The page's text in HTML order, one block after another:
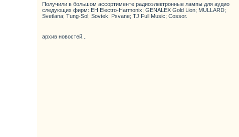
Получили в большом ассортименте радиоэлектронные лампы для аудио
следующих фирм: EH Electro-Harmonix; GENALEX Gold Lion; MULLARD;
Svetlana; Tung-Sol; Sovtek; Psvane; TJ Full Music; Cossor.
архив новостей...